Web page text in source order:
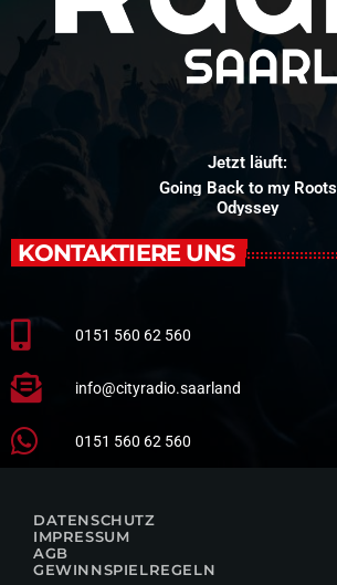
Jetzt läuft:
Going Back to my Roots
Odyssey
KONTAKTIERE UNS
0151 560 62 560
info@cityradio.saarland
0151 560 62 560
DATENSCHUTZ
IMPRESSUM
AGB
GEWINNSPIELREGELN